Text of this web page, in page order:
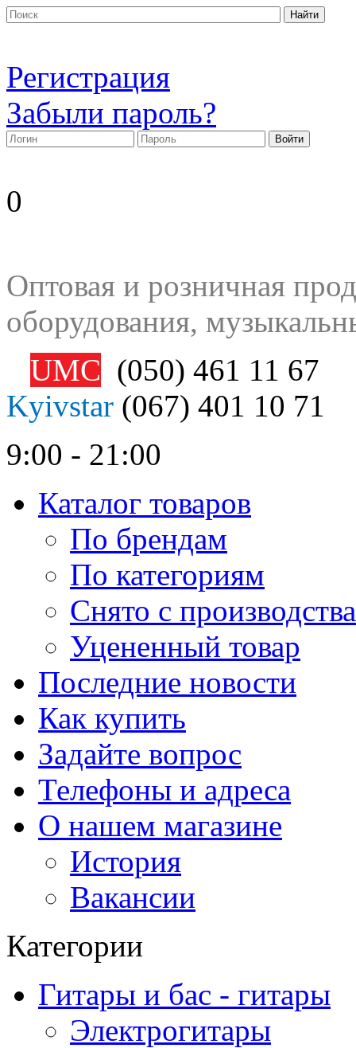
Регистрация
Забыли пароль?
0
Оптовая и розничная
оборудования,
UMC (050) 461 11 67
Kyivstar (067) 401 10 71
9:00 - 21:00
Каталог товаров
По брендам
По категориям
Снято с производства
Уцененный товар
Последние новости
Как купить
Задайте вопрос
Телефоны и адреса
О нашем магазине
История
Вакансии
Категории
Гитары и бас - гитары
Электрогитары